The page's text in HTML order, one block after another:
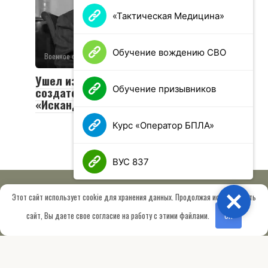
Военное обозрение 0 49 просмотров
Ушел из жизни Валериан Соболев —
создатель легендарных «Тополей» и
«Искандеров»
© 2026 МОО «Союз ветеранов спецназа ГРУ имени Героя РФ
Шектаева Д.А.»Сведения об образовательной организации
Этот сайт использует cookie для хранения данных. Продолжая использовать
сайт, Вы даете свое согласие на работу с этими файлами.
OK
«Тактическая Медицина»
Обучение вождению СВО
Обучение призывников
Курс «Оператор БПЛА»
ВУС 837
Close